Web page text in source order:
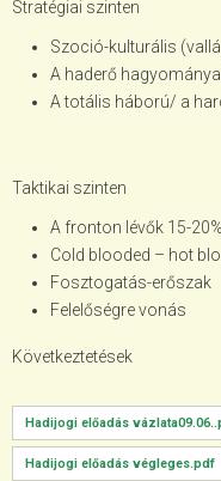
Stratégiai szinten
Szoció-kulturális
A haderő
A totális háború/ a
Taktikai szinten
A fronton lévők 15-
Cold blooded – hot
Fosztogatás-erőszak
Felelőségre vonás
Következtetések
Hadijogi előadás
Hadijogi előadás végleges.pdf